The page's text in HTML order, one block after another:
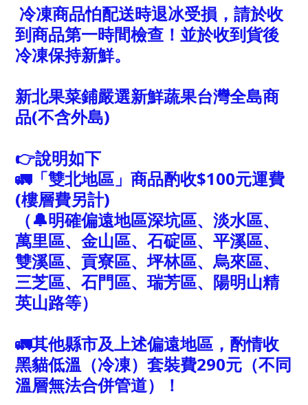
冷凍商品怕配送時退冰受損，請於收
到商品第一時間檢查！並於收到貨後
冷凍保持新鮮。
新北果菜鋪嚴選新鮮蔬果台灣全島商
品(不含外島)
👉說明如下
🚛「雙北地區」商品酌收$100元運費
(樓層費另計)
（🔔明確偏遠地區深坑區、淡水區、
萬里區、金山區、石碇區、平溪區、
雙溪區、貢寮區、坪林區、烏來區、
三芝區、石門區、瑞芳區、陽明山精
英山路等）
🚛其他縣市及上述偏遠地區，酌情收
黑貓低溫（冷凍）套裝費290元（不同
溫層無法合併管道）！